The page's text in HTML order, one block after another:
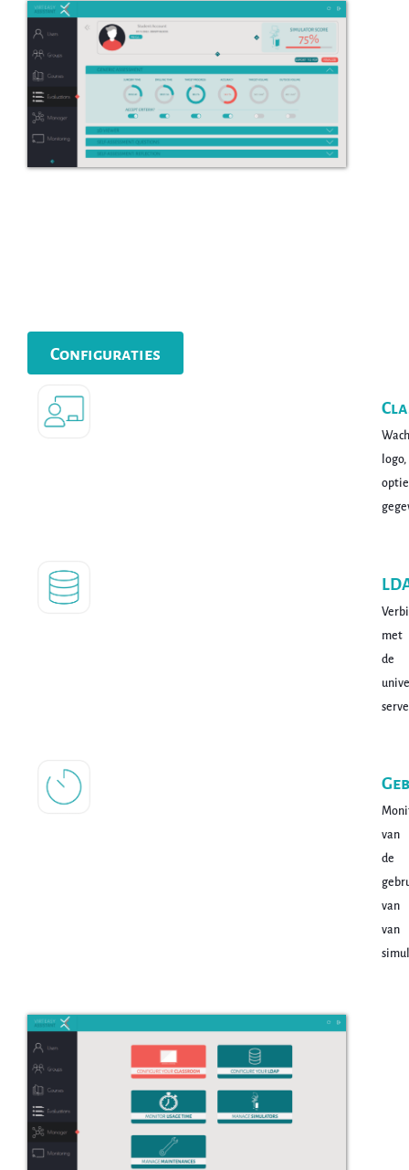
Configuraties
logo,
met
de
van
de
van
van